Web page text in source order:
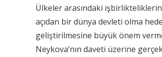
Ülkeler arasındaki
açıdan bir dünya devleti olma
geliştirilmesine büyük önem
Neykova’nın daveti üzerine